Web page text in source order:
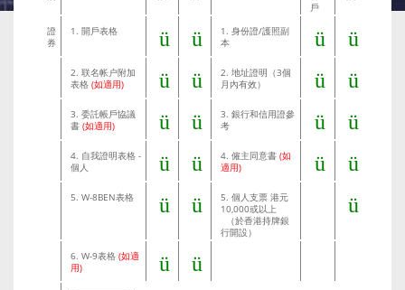
戶
證
券
1. 開戶表格 ü ü
1. 身份證/護照副
本
ü ü
2. 联名帐户附加
表格 (如適用) ü ü
2. 地址證明（3個
月內有效）
ü ü
3. 委託帳戶協議
書 (如適用) ü ü
3. 銀行和信用證參
考
ü ü
4. 自我證明表格 -
個人
ü ü 4. 僱主同意書 (如
適用)
ü ü
5. W-8BEN表格 ü ü
5. 個人支票 港元
10,000或以上
（於香港持牌銀
行開設）
ü
6. W-9表格 (如適
用)
ü ü